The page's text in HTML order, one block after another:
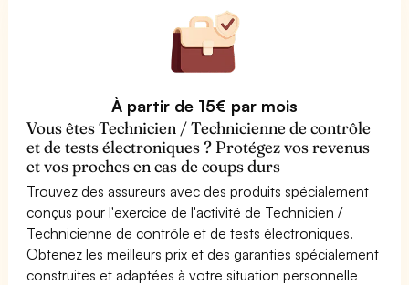
À partir de 15€ par mois
Vous êtes Technicien / Technicienne de contrôle
et de tests électroniques ? Protégez vos revenus
et vos proches en cas de coups durs
Trouvez des assureurs avec des produits spécialement
conçus pour l'exercice de l'activité de Technicien /
Technicienne de contrôle et de tests électroniques.
Obtenez les meilleurs prix et des garanties spécialement
construites et adaptées à votre situation personnelle